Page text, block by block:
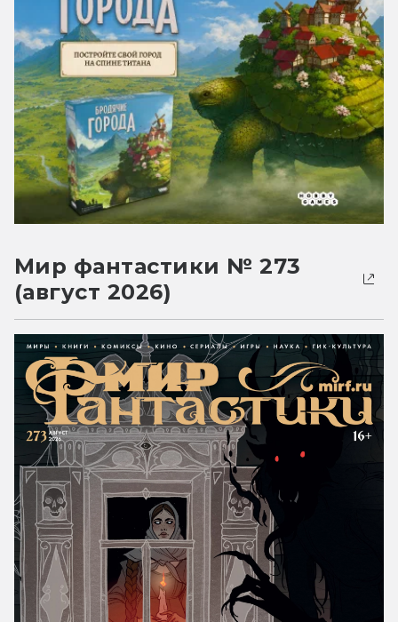
Мир фантастики № 273
(август 2026)